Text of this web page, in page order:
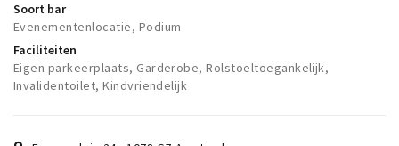
About Hello Zuidas
Programme
Membership
Soort bar
Evenementenlocatie, Podium
Faciliteiten
Eigen parkeerplaats, Garderobe, Rolstoeltoegankelijk,
Invalidentoilet, Kindvriendelijk